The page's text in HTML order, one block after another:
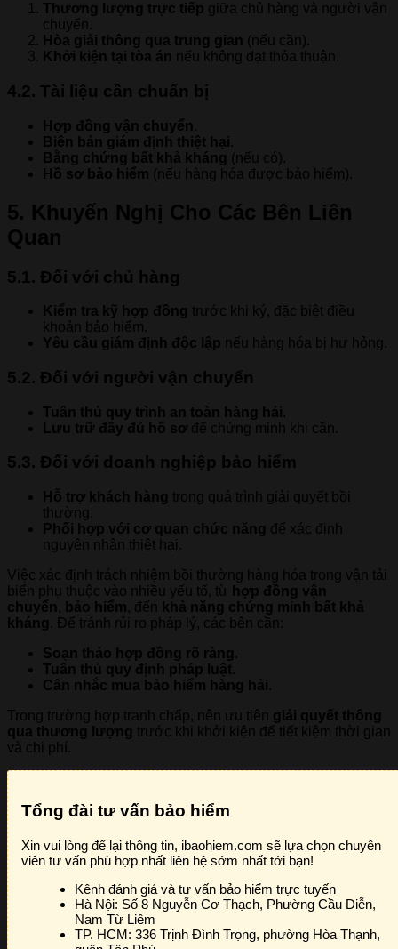
Thương lượng trực tiếp giữa chủ hàng và người vận
chuyển.
Hòa giải thông qua trung gian (nếu cần).
Khởi kiện tại tòa án
nếu không đạt thỏa thuận.
4.2. Tài liệu cần chuẩn bị
Hợp đồng vận chuyển .
Biên bản giám định thiệt hại.
Bằng chứng bất khả kháng (nếu có).
Hồ sơ bảo hiểm (nếu hàng hóa được bảo hiểm).
5. Khuyến Nghị Cho Các Bên Liên
Quan
5.1. Đối với chủ hàng
Kiểm tra kỹ hợp đồng trước khi ký, đặc biệt điều
khoản bảo hiểm.
Yêu cầu giám định độc lập nếu hàng hóa bị hư hỏng.
5.2. Đối với người vận chuyển
Tuân thủ quy trình an toàn hàng hải.
Lưu trữ đầy đủ hồ sơ để chứng minh khi cần.
5.3. Đối với doanh nghiệp bảo hiểm
Hỗ trợ khách hàng trong quá trình giải quyết bồi
thường.
Phối hợp với cơ quan chức năng để xác định
nguyên nhân thiệt hại.
Việc xác định trách nhiệm bồi thường hàng hóa trong vận tải
biển phụ thuộc vào nhiều yếu tố, từ hợp đồng vận
chuyển , bảo hiểm, đến khả năng chứng minh bất khả
kháng . Để tránh rủi ro pháp lý, các bên cần:
Soạn thảo hợp đồng rõ ràng .
Tuân thủ quy định pháp luật.
Cân nhắc mua bảo hiểm hàng hải.
Trong trường hợp tranh chấp, nên ưu tiên giải quyết thông
qua thương lượng trước khi khởi kiện để tiết kiệm thời gian
và chi phí.
Tổng đài tư vấn bảo hiểm
Xin vui lòng để lại thông tin, ibaohiem.com sẽ lựa chọn chuyên
viên tư vấn phù hợp nhất liên hệ sớm nhất tới bạn!
Kênh đánh giá và tư vấn bảo hiểm trực tuyến
Hà Nội: Số 8 Nguyễn Cơ Thạch, Phường Cầu Diễn,
Nam Từ Liêm
TP. HCM: 336 Trịnh Đình Trọng, phường Hòa Thạnh,